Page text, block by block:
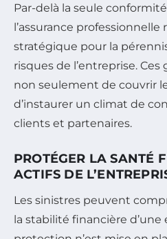
Par-delà la seule
l’assurance
stratégique pour la
risques de l’entreprise.
non seulement de couvrir
d’instaurer un climat de
clients et partenaires.
PROTÉGER LA SANTÉ
ACTIFS DE
Les sinistres peuvent
la stabilité financière